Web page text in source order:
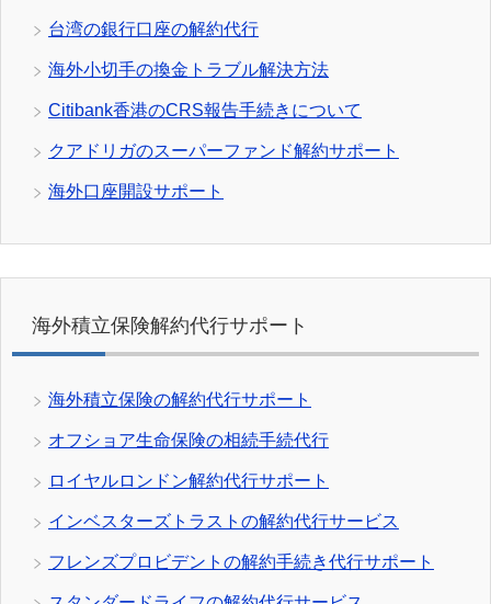
台湾の銀行口座の解約代行
海外小切手の換金トラブル解決方法
Citibank香港のCRS報告手続きについて
クアドリガのスーパーファンド解約サポート
海外口座開設サポート
海外積立保険解約代行サポート
海外積立保険の解約代行サポート
オフショア生命保険の相続手続代行
ロイヤルロンドン解約代行サポート
インベスターズトラストの解約代行サービス
フレンズプロビデントの解約手続き代行サポート